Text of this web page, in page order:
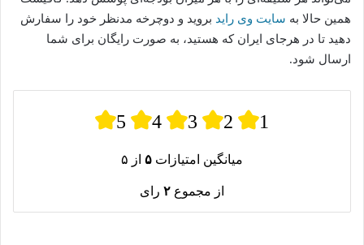
همین حالا به سایت وی راید بروید و دوچرخه مدنظر خود را سفارش
دهید تا در هرجای ایران که هستید، به صورت رایگان برای شما
ارسال شود.
5 4 3 2 1
میانگین امتیازات ۵ از ۵
از مجموع ۲ رای